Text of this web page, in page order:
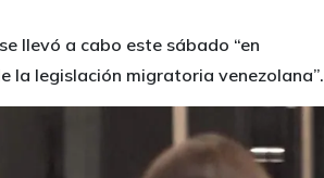
llevó a cabo este sábado “en
la legislación migratoria venezolana”.